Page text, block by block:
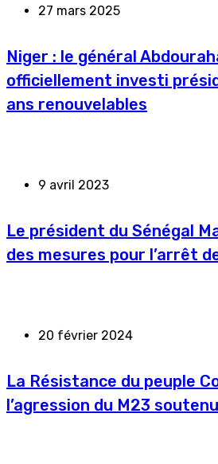
27 mars 2025
Niger : le général
officiellement investi
ans renouvelables
9 avril 2023
Le président du Sénégal
des mesures pour l’arrêt
20 février 2024
La Résistance du peuple
l’agression du M23